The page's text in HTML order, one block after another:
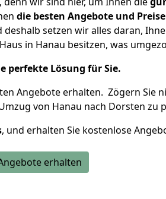
die besten Angebote und Preise
setzen wir alles daran,
in Hanau besitzen, was
perfekte Lösung für Sie.
Angebote erhalten. Zögern Sie
von Hanau nach Dorsten zu
, und erhalten Sie kostenlose
erhalten